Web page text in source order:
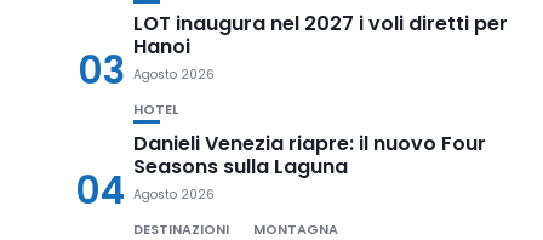
03
LOT inaugura nel 2027 i voli diretti per
Hanoi
Agosto 2026
04
HOTEL
Danieli Venezia riapre: il nuovo Four
Seasons sulla Laguna
Agosto 2026
DESTINAZIONI MONTAGNA